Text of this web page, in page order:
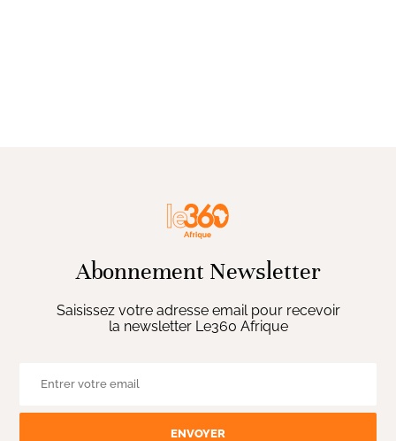
Abonnement Newsletter
Saisissez votre adresse email pour recevoir
la newsletter Le360 Afrique
ENVOYER